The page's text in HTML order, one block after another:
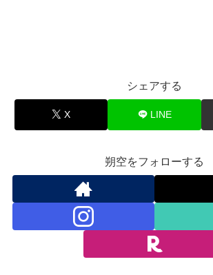
シェアする
X LINE
朔空をフォローする